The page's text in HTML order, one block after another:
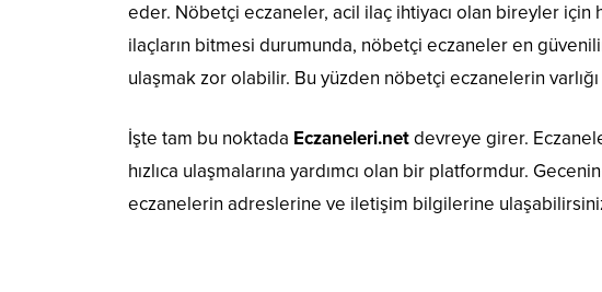
eder. Nöbetçi eczaneler, acil ilaç ihtiyacı olan bireyler için
ilaçların bitmesi durumunda, nöbetçi eczaneler en
ulaşmak zor olabilir. Bu yüzden nöbetçi eczanelerin
İşte tam bu noktada Eczaneleri.netdevreye girer.
hızlıca ulaşmalarına yardımcı olan bir platformdur.
eczanelerin adreslerine ve iletişim bilgilerine